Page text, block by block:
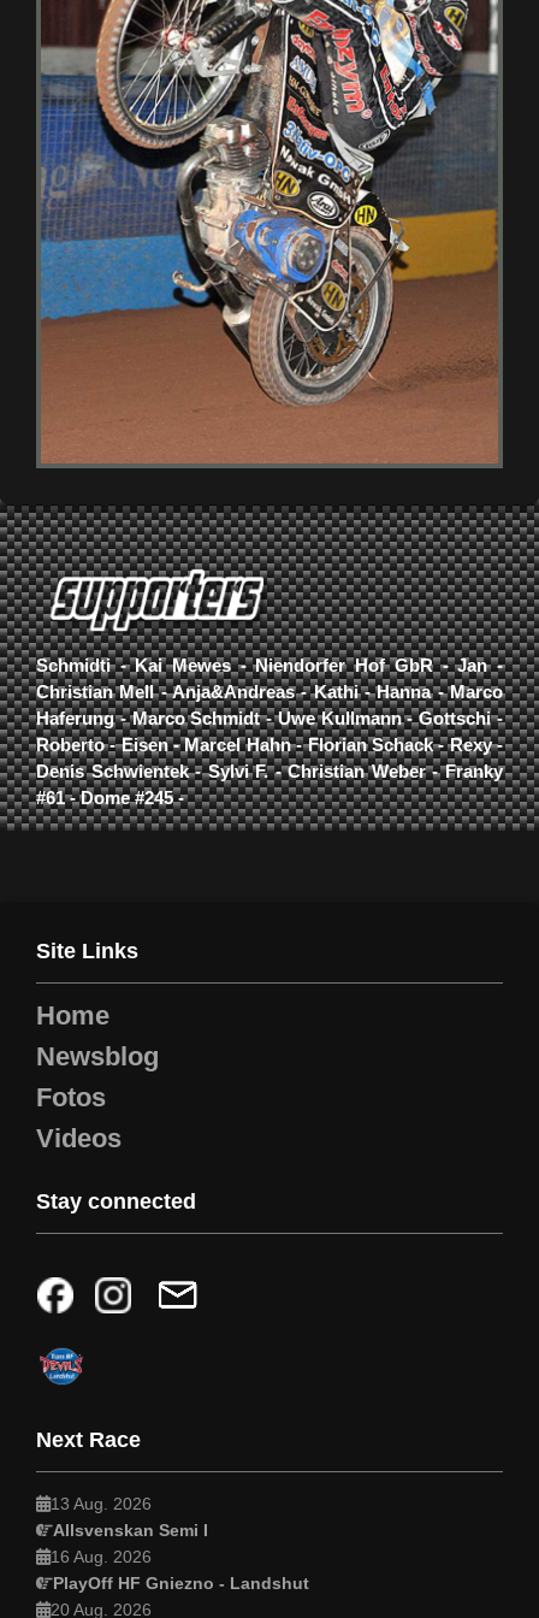
Schmidti - Kai Mewes - Niendorfer Hof GbR - Jan -
Christian Mell - Anja&Andreas - Kathi - Hanna - Marco
Haferung - Marco Schmidt - Uwe Kullmann - Gottschi -
Roberto - Eisen - Marcel Hahn - Florian Schack - Rexy -
Denis Schwientek - Sylvi F. - Christian Weber - Franky
#61 - Dome #245 -
Site Links
Home
Newsblog
Fotos
Videos
Stay connected
Next Race
13 Aug. 2026
Allsvenskan Semi I
16 Aug. 2026
PlayOff HF Gniezno - Landshut
20 Aug. 2026